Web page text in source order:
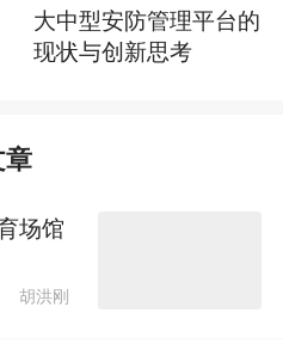
大中型安防管理平台的
现状与创新思考
场馆
胡洪刚